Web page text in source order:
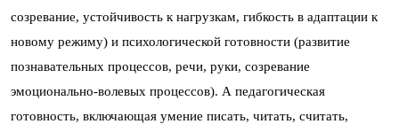
созревание, устойчивость к нагрузкам, гибкость в адаптации к
новому режиму) и психологической готовности (развитие
познавательных процессов, речи, руки, созревание
эмоционально-волевых процессов). А педагогическая
готовность, включающая умение писать, читать, считать,